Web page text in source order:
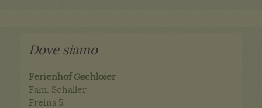
Dove siamo
Ferienhof Gschloier
Fam. Schaller
Freins 5